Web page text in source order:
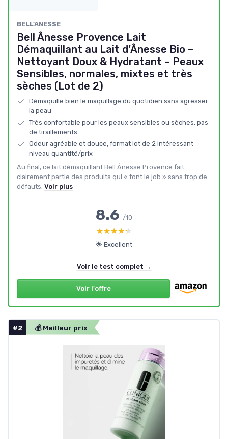
BELL'ANESSE
Bell Ânesse Provence Lait
Démaquillant au Lait d’Ânesse Bio –
Nettoyant Doux & Hydratant – Peaux
Sensibles, normales, mixtes et très
sèches (Lot de 2)
Démaquille bien le maquillage du quotidien sans agresser
la peau
Très confortable pour les peaux sensibles ou sèches, pas
de tiraillements
Odeur agréable et douce, format lot de 2 intéressant
niveau quantité/prix
Au final, ce lait démaquillant Bell Ânesse Provence fait
clairement partie des produits qui « font le job » sans trop de
défauts. Voir plus
8.6 /10
★★★★★
★★★★★
🌟 Excellent
Voir le test complet →
Voir l'offre
#2 💰 Meilleur prix